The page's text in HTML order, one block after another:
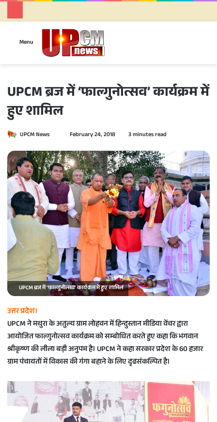
Menu
UPCM ब्रज में ‘फाल्गुनोत्सव’ कार्यक्रम में
हुए शामिल
UPCM News
n
d
a
n
e
m
a
i
l
February 24, 2018 3 minutes read
UPCM ब्रज में ‘फाल्गुनोत्सव’ कार्यक्रम में हुए शामिल
उत्तर प्रदेश।
UPCM ने मथुरा के अतुल्य ग्राम लोहवन में हिन्दुस्तान मीडिया वेंचर द्वारा
आयोजित फाल्गुनोत्सव कार्यक्रम को सम्बोधित करते हुए कहा कि भगवान
श्रीकृष्ण की लीला बड़ी अनुपम है। UPCM ने कहा सरकार प्रदेश के 60 हजार
ग्राम पंचायतों में विकास की गंगा बहाने के लिए दृढसंकल्पित है।